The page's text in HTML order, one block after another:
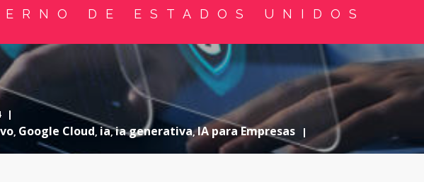
DE ESTADOS UNIDOS
|
, Google Cloud, ia,ia generativa,IA para Empresas |